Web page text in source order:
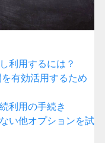
利用するには？
有効活用するため
利用の手続き
い他オプションを試